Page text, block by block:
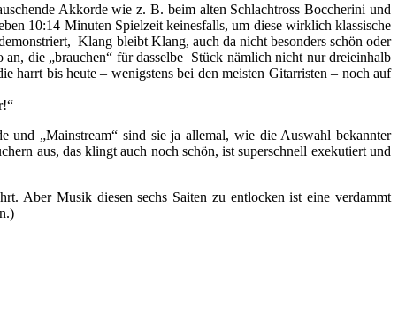
Akkorde wie z. B. beim alten Schlachtross Boccherini und
10:14 Minuten Spielzeit keinesfalls, um diese wirklich klassische
Klang bleibt Klang, auch da nicht besonders schön oder
die „brauchen“ für dasselbe Stück nämlich nicht nur dreieinhalb
harrt bis heute – wenigstens bei den meisten Gitarristen – noch auf
„Mainstream“ sind sie ja allemal, wie die Auswahl bekannter
aus, das klingt auch noch schön, ist superschnell exekutiert und
Aber Musik diesen sechs Saiten zu entlocken ist eine verdammt